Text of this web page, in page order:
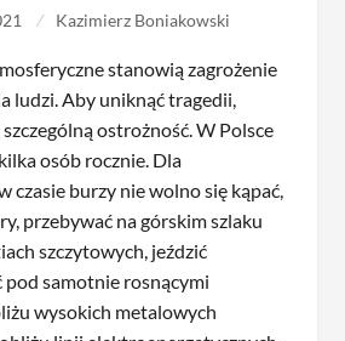
Kazimierz Boniakowski
stanowią zagrożenie
ludzi. Aby uniknąć tragedii,
ostrożność. W Polsce
osób rocznie. Dla
czasie burzy nie wolno się kąpać,
przebywać na górskim szlaku
szczytowych, jeździć
pod samotnie rosnącymi
wysokich metalowych